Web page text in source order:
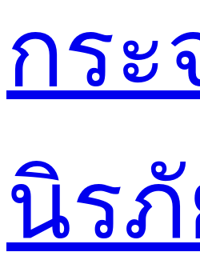
กระ
นิร